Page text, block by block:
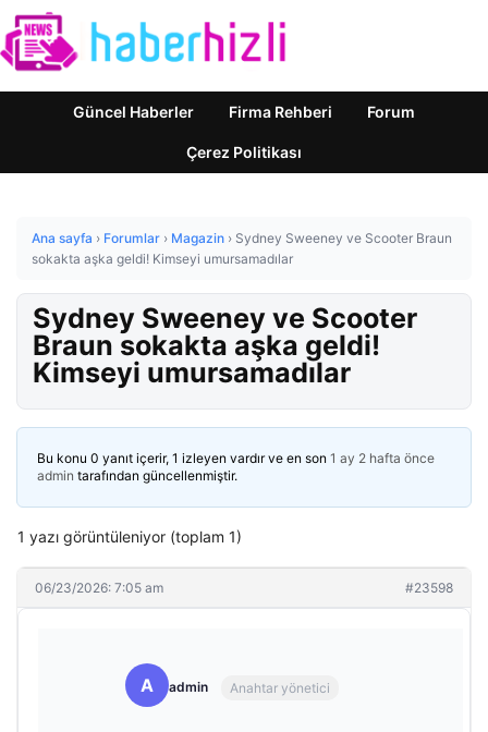
Güncel Haberler Firma Rehberi Forum
Çerez Politikası
Ana sayfa › Forumlar › Magazin › Sydney Sweeney ve Scooter Braun
sokakta aşka geldi! Kimseyi umursamadılar
Sydney Sweeney ve Scooter
Braun sokakta aşka geldi!
Kimseyi umursamadılar
Bu konu 0 yanıt içerir, 1 izleyen vardır ve en son 1 ay 2 hafta önce
admin tarafından güncellenmiştir.
1 yazı görüntüleniyor (toplam 1)
06/23/2026: 7:05 am #23598
A admin Anahtar yönetici